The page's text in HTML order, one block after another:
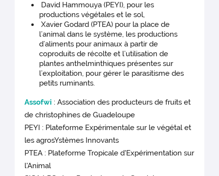
David Hammouya (PEYI), pour les
productions végétales et le sol,
Xavier Godard (PTEA) pour la place de
l’animal dans le système, les productions
d’aliments pour animaux à partir de
coproduits de récolte et l’utilisation de
plantes anthelminthiques présentes sur
l’exploitation, pour gérer le parasitisme des
petits ruminants.
Assofwi : Association des producteurs de fruits et
de christophines de Guadeloupe
PEYI : Plateforme Expérimentale sur le végétal et
les agrosYstèmes Innovants
PTEA : Plateforme Tropicale d'Expérimentation sur
l'Animal